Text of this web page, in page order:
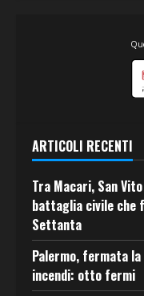
ARTICOLI RECENTI
Tra Macari, San
battaglia civile che
Settanta
Palermo, fermata
incendi: otto fermi